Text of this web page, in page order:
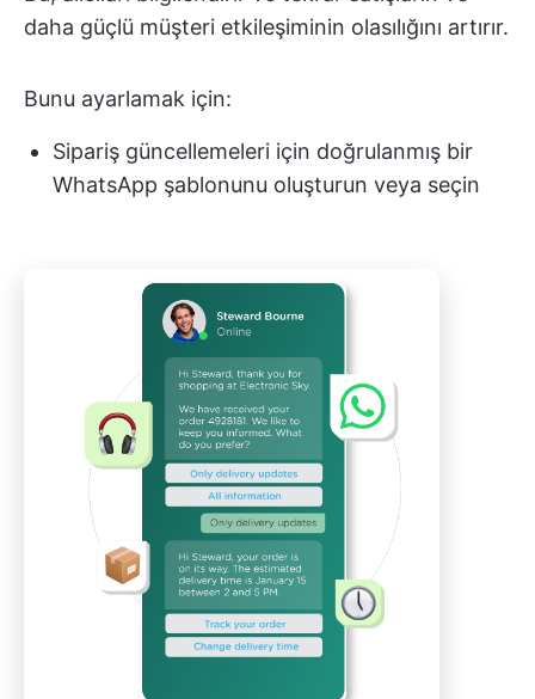
daha güçlü müşteri etkileşiminin olasılığını artırır.
Bunu ayarlamak için:
Sipariş güncellemeleri için doğrulanmış bir
WhatsApp şablonunu oluşturun veya seçin